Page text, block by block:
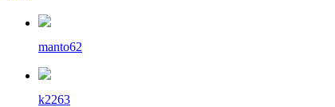
manto62
k2263